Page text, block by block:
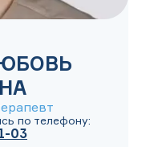
по телефону:
03